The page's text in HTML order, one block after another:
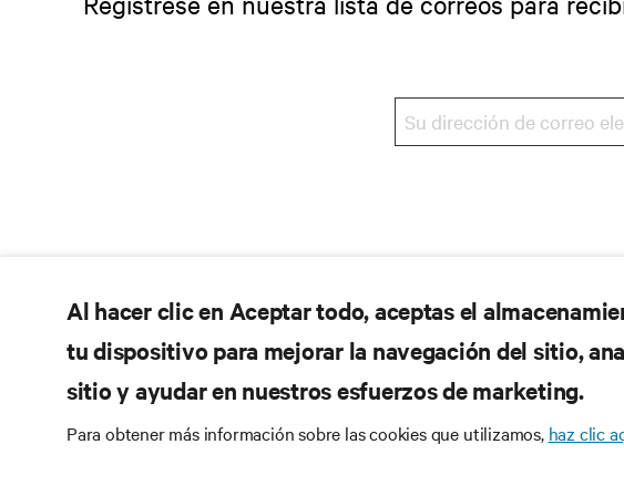
Al hacer clic en Aceptar todo, aceptas el
tu dispositivo para mejorar la navegación del sitio,
sitio y ayudar en nuestros esfuerzos de marketing.
Para obtener más información sobre las cookies que utilizamos, haz clic